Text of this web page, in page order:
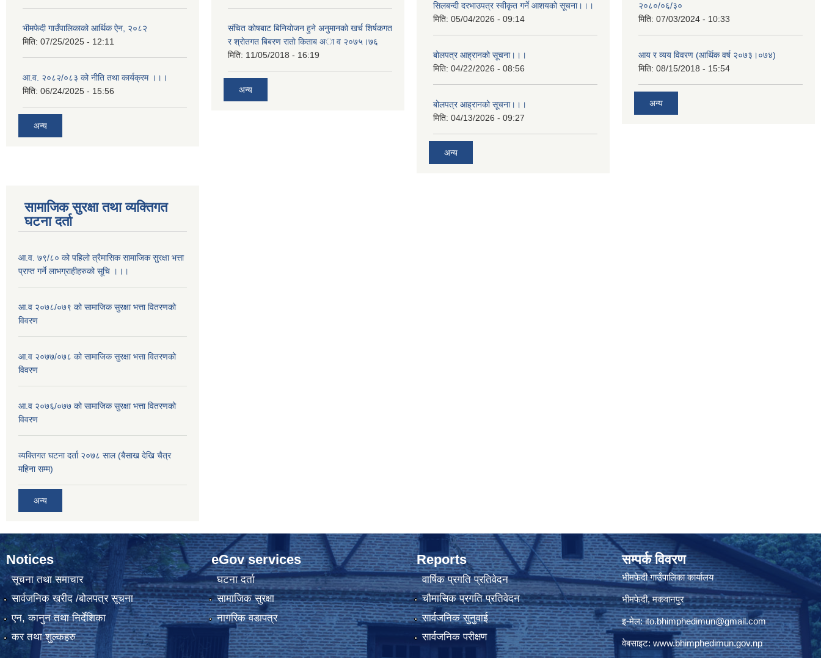
भीमफेदी गाउँपालिकाको आर्थिक ऐन, २०८२
मिति: 07/25/2025 - 12:11
आ.व. २०८२/०८३ को नीति तथा कार्यक्रम ।।।
मिति: 06/24/2025 - 15:56
अन्य
संचित काेषबाट बिनियाेजन हुने अनुमानकाे खर्च शिर्षकगत
र श्राेतगत बिबरण राताे किताब अा‍ व २‍०७५।७६
मिति: 11/05/2018 - 16:19
अन्य
सिलबन्दी दरभाउपत्र स्वीकृत गर्ने आशयको सूचना।।।
मिति: 05/04/2026 - 09:14
बोलपत्र आह्रानको सूचना।।।
मिति: 04/22/2026 - 08:56
बोलपत्र आह्रानको सूचना।।।
मिति: 04/13/2026 - 09:27
अन्य
२०८०/०६/३०
मिति: 07/03/2024 - 10:33
आय र व्यय विवरण (आर्थिक वर्ष २०७३।०७४)
मिति: 08/15/2018 - 15:54
अन्य
सामाजिक सुरक्षा तथा व्यक्तिगत
घटना दर्ता
आ.व. ७९/८० को पहिलो त्रैमासिक सामाजिक सुरक्षा भत्ता
प्राप्त गर्ने लाभग्राहीहरुको सूचि ।।।
आ.व २०७८/०७९ को सामाजिक सुरक्षा भत्ता वितरणको
विवरण
आ.व २०७७/०७८ को सामाजिक सुरक्षा भत्ता वितरणको
विवरण
आ.व २०७६/०७७ को सामाजिक सुरक्षा भत्ता वितरणको
विवरण
व्यक्तिगत घटना दर्ता २०७८ साल (बैसाख देखि चैत्र
महिना सम्म)
अन्य
Notices
सूचना तथा समाचार
सार्वजनिक खरीद /बोलपत्र सूचना
एन, कानुन तथा निर्देशिका
कर तथा शुल्कहरु
eGov services
घटना दर्ता
सामाजिक सुरक्षा
नागरिक वडापत्र
Reports
वार्षिक प्रगति प्रतिवेदन
चौमासिक प्रगति प्रतिवेदन
सार्वजनिक सुनुवाई
सार्वजनिक परीक्षण
सम्पर्क विवरण
भीमफेदी गाउँपालिका कार्यालय
भीमफेदी, मकवानपुर
इ-मेल:ito.bhimphedimun@gmail.com
वेबसाइट: www.bhimphedimun.gov.np